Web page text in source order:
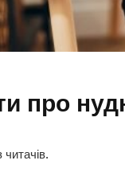
про